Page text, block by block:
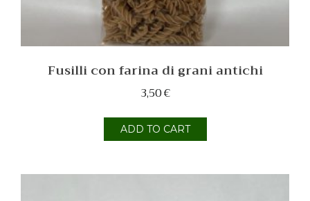
Fusilli con farina di grani antichi
3,50€
ADD TO CART